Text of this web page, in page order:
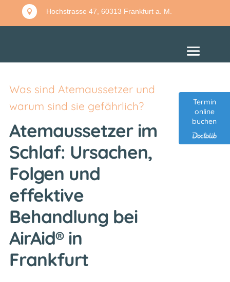
Termin
online
buchen
 Hochstrasse 47, 60313 Frankfurt a. M.
Was sind Atemaussetzer und
warum sind sie gefährlich?
Atemaussetzer im
Schlaf: Ursachen,
Folgen und
effektive
Behandlung bei
AirAid® in
Frankfurt